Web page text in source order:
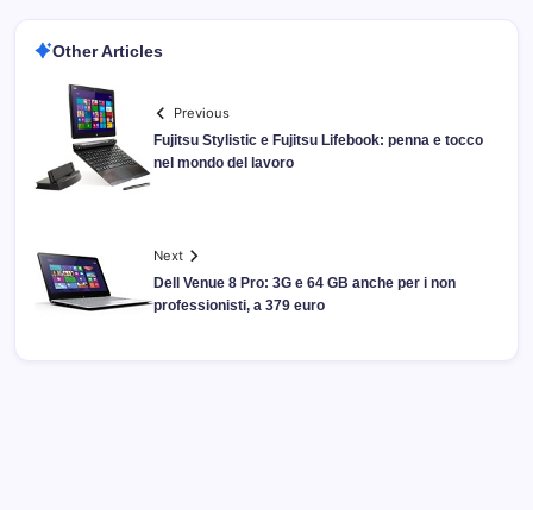
Other Articles
Previous
Fujitsu Stylistic e Fujitsu Lifebook: penna e tocco
nel mondo del lavoro
Next
Dell Venue 8 Pro: 3G e 64 GB anche per i non
professionisti, a 379 euro